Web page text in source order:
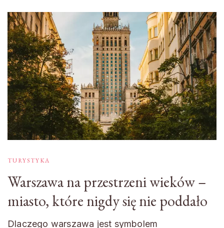
TURYSTYKA
Warszawa na przestrzeni wieków –
miasto, które nigdy się nie poddało
Dlaczego warszawa jest symbolem